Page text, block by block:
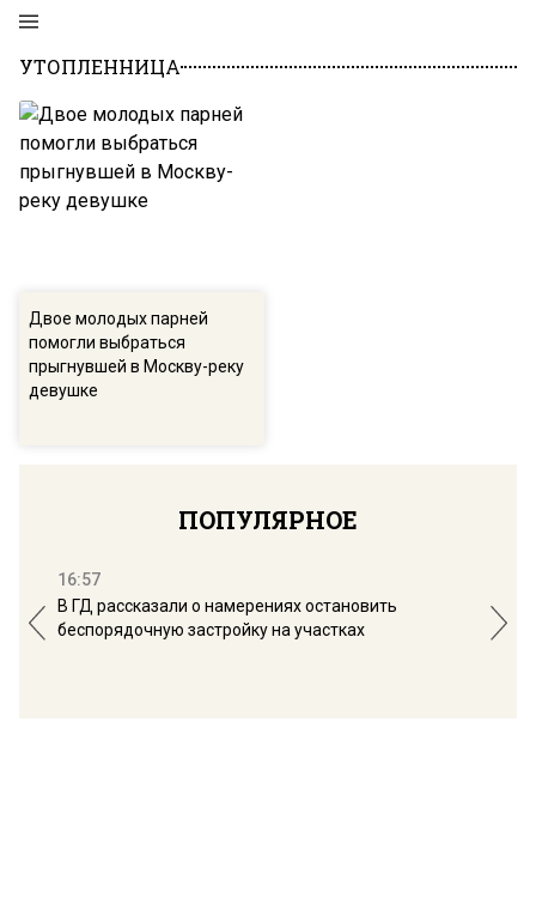
УТОПЛЕННИЦА
Двое молодых парней
помогли выбраться
прыгнувшей в Москву-реку
девушке
ПОПУЛЯРНОЕ
16:57
В ГД рассказали о намерениях остановить
беспорядочную застройку на участках